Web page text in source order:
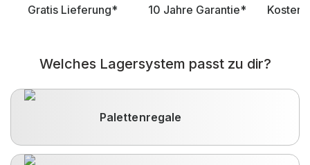
Gratis Lieferung* 10 Jahre Garantie*
Welches Lagersystem passt zu dir?
Palettenregale